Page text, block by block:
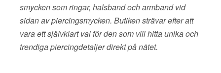
smycken som ringar, halsband och armband vid
sidan av piercingsmycken. Butiken strävar efter att
vara ett självklart val för den som vill hitta unika och
trendiga piercingdetaljer direkt på nätet.